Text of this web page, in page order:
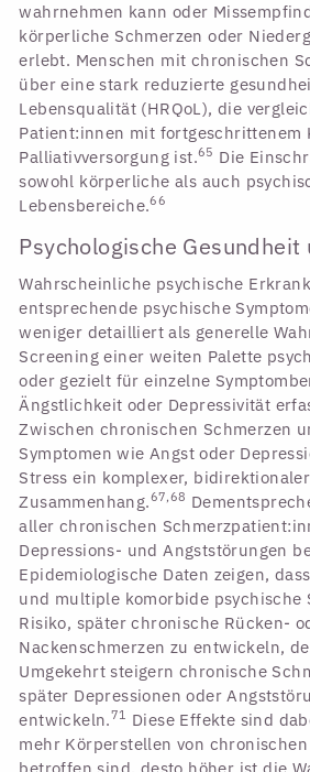
wahrnehmen kann oder
körperliche Schmerzen oder
erlebt. Menschen mit chronischen
über eine stark reduzierte
Lebensqualität (HRQoL), die
Patient:innen mit fortgeschrittenem
Palliativversorgung ist.65 Die
sowohl körperliche als auch
Lebensbereiche.66
Psychologische
Wahrscheinliche psychische
entsprechende psychische
weniger detailliert als generelle
Screening einer weiten Palette
oder gezielt für einzelne
Ängstlichkeit oder Depressivität
Zwischen chronischen Schmerzen
Symptomen wie Angst oder
Stress ein komplexer, bidirektionaler
Zusammenhang.67,68
aller chronischen
Depressions- und Angststörungen
Epidemiologische Daten zeigen,
und multiple komorbide psychische
Risiko, später chronische Rücken-
Nackenschmerzen zu entwickeln,
Umgekehrt steigern chronische
später Depressionen oder
entwickeln.71 Diese Effekte sind
mehr Körperstellen von